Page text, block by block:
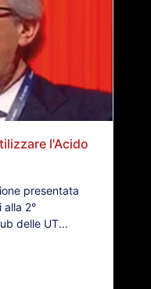
l'Acido
presentata
2°
delle UT...